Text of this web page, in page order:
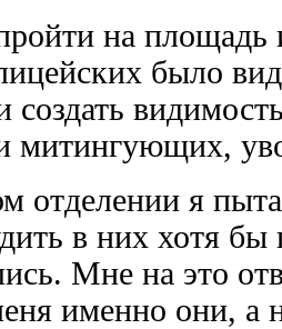
на площадь
было
создать
митингующих,
отделении я
в них хотя
Мне на это
именно они,